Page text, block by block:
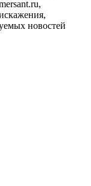
новостей